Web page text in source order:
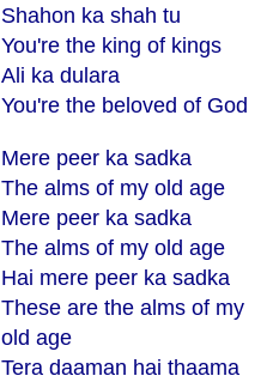
Shahon ka shah tu
You're the king of kings
Ali ka dulara
You're the beloved of God
Mere peer ka sadka
The alms of my old age
Mere peer ka sadka
The alms of my old age
Hai mere peer ka sadka
These are the alms of my
old age
Tera daaman hai thaama